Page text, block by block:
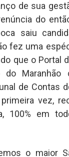
de sua
do
saiu
fez uma
que o Portal
do
de Contas
vez,
100% em
o maior